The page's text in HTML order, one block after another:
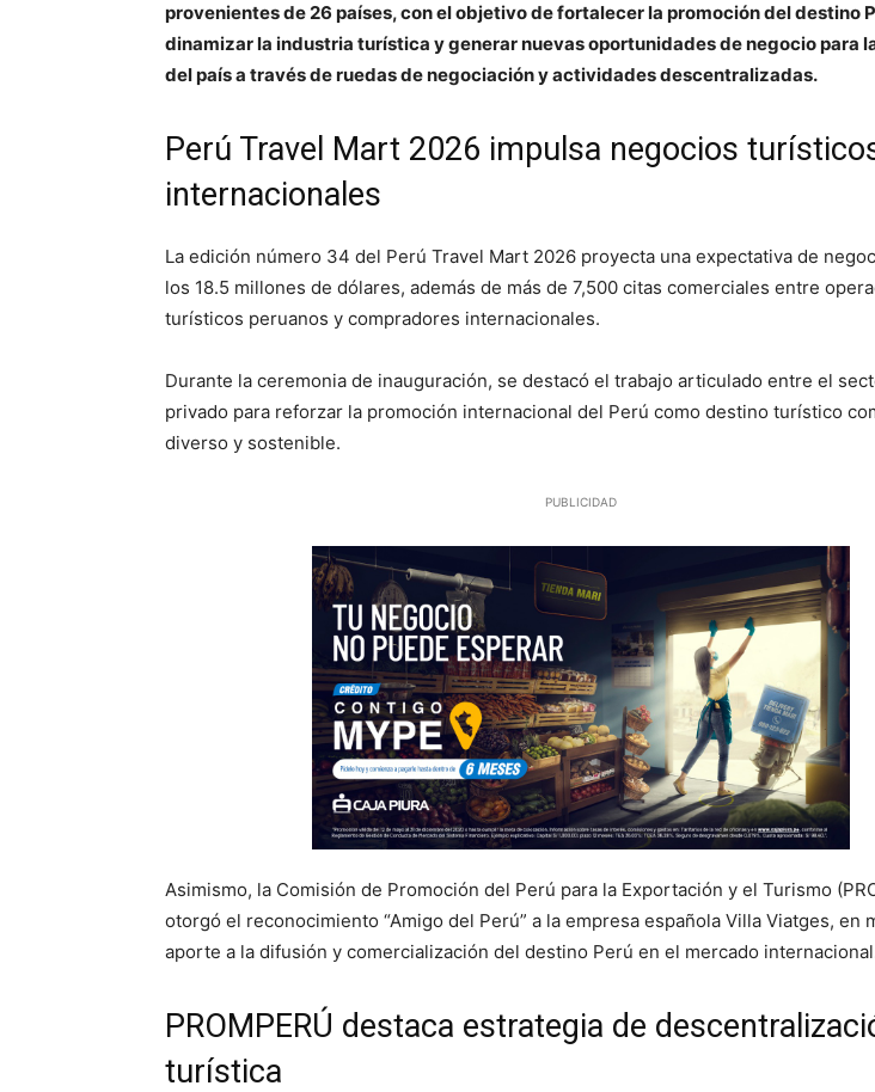
provenientes de 26 países, con el objetivo de fortalecer la promoción del destino
dinamizar la industria turística y generar nuevas oportunidades de negocio para
del país a través de ruedas de negociación y actividades descentralizadas.
Perú Travel Mart 2026 impulsa negocios
internacionales
La edición número 34 del Perú Travel Mart 2026 proyecta una expectativa de
los 18.5 millones de dólares, además de más de 7,500 citas comerciales entre
turísticos peruanos y compradores internacionales.
Durante la ceremonia de inauguración, se destacó el trabajo articulado entre el
privado para reforzar la promoción internacional del Perú como destino turístico
diverso y sostenible.
PUBLICIDAD
Asimismo, la Comisión de Promoción del Perú para la Exportación y el Turismo
otorgó el reconocimiento “Amigo del Perú” a la empresa española Villa Viatges, en
aporte a la difusión y comercialización del destino Perú en el mercado
PROMPERÚ destaca estrategia de
turística